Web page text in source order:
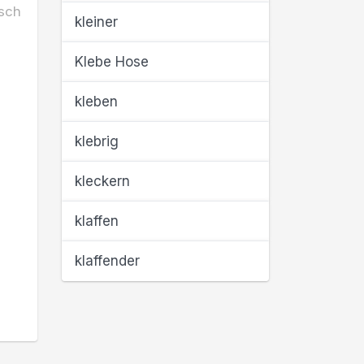
kleiner
Klebe Hose
kleben
klebrig
kleckern
klaffen
klaffender